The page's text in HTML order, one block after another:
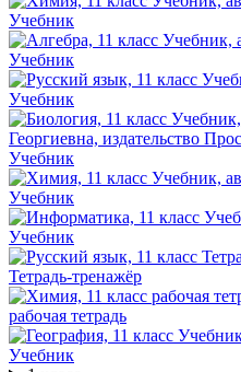
Учебник
Учебник
Учебник
Учебник
Учебник
Учебник
Тетрадь-тренажёр
рабочая тетрадь
Учебник